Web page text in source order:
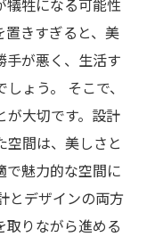
犠牲になる可能性
きすぎると、美
手が悪く、生活す
ょう。 そこで、
が大切です。設計
空間は、美しさと
で魅力的な空間に
とデザインの両方
取りながら進める